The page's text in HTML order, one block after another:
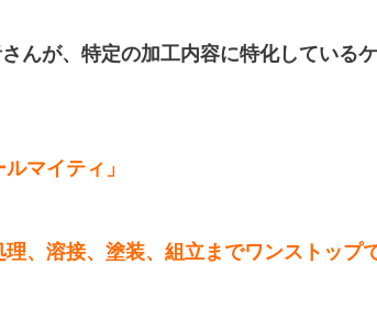
んが、特定の加工内容に特化している
マイティ」
、溶接、塗装、組立までワンストップ